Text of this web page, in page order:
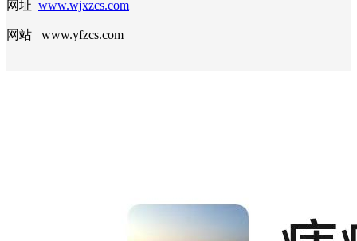
网址 www.wjxzcs.com
网站 www.yfzcs.com